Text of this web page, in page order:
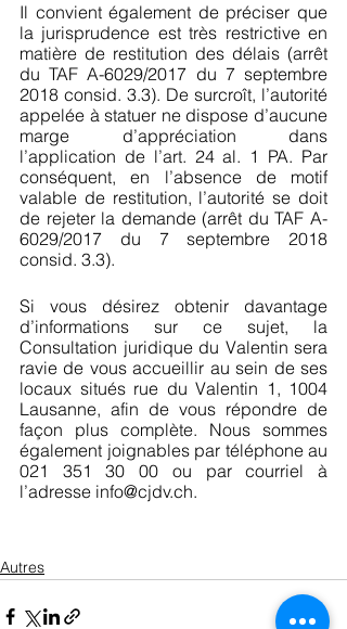
Il convient également de préciser que
la jurisprudence est très restrictive en
matière de restitution des délais (arrêt
du TAF A-6029/2017 du 7 septembre
2018 consid. 3.3). De surcroît, l’autorité
appelée à statuer ne dispose d’aucune
marge d’appréciation dans
l’application de l’art. 24 al. 1 PA. Par
conséquent, en l’absence de motif
valable de restitution, l’autorité se doit
de rejeter la demande (arrêt du TAF A-
6029/2017 du 7 septembre 2018
consid. 3.3).
Si vous désirez obtenir davantage
d’informations sur ce sujet, la
Consultation juridique du Valentin sera
ravie de vous accueillir au sein de ses
locaux situés rue du Valentin 1, 1004
Lausanne, afin de vous répondre de
façon plus complète. Nous sommes
également joignables par téléphone au
021 351 30 00 ou par courriel à
l’adresse info@cjdv.ch.
Autres